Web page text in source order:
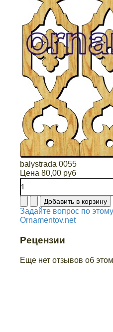
balystrada 0055
Цена 80,00 руб
Задайте вопрос по
Ornamentov.net
Рецензии
Еще нет отзывов об